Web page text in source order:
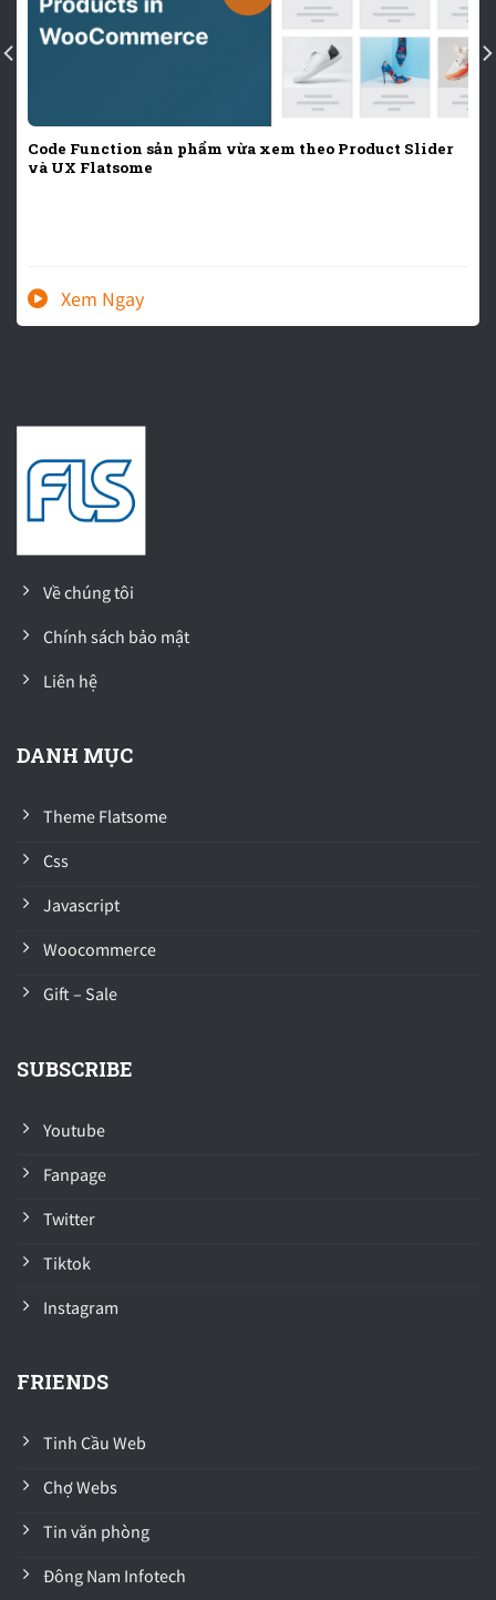
Code Function sản phẩm vừa xem theo Product Slider
và UX Flatsome
Về chúng tôi
Chính sách bảo mật
Liên hệ
DANH MỤC
Theme Flatsome
Css
Javascript
Woocommerce
Gift – Sale
SUBSCRIBE
Youtube
Fanpage
Twitter
Tiktok
Instagram
FRIENDS
Tinh Cầu Web
Chợ Webs
Tin văn phòng
Đông Nam Infotech